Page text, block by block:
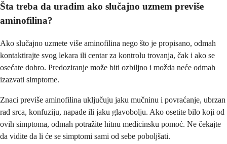
Šta treba da uradim ako slučajno uzmem previše
aminofilina?
Ako slučajno uzmete više aminofilina nego što je propisano, odmah
kontaktirajte svog lekara ili centar za kontrolu trovanja, čak i ako se
osećate dobro. Predoziranje može biti ozbiljno i možda neće odmah
izazvati simptome.
Znaci previše aminofilina uključuju jaku mučninu i povraćanje, ubrzan
rad srca, konfuziju, napade ili jaku glavobolju. Ako osetite bilo koji od
ovih simptoma, odmah potražite hitnu medicinsku pomoć. Ne čekajte
da vidite da li će se simptomi sami od sebe poboljšati.